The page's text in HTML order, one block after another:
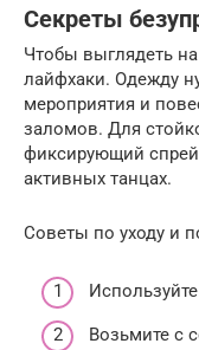
Секреты
Чтобы выглядеть
лайфхаки. Одежду
мероприятия и
заломов. Для
фиксирующий
активных танцах.
Советы по уходу и
Возьмите с